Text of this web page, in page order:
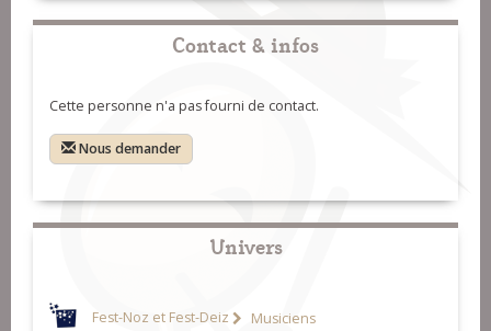
Contact & infos
Cette personne n'a pas fourni de contact.
Nous demander
Univers
Fest-Noz et Fest-Deiz Musiciens